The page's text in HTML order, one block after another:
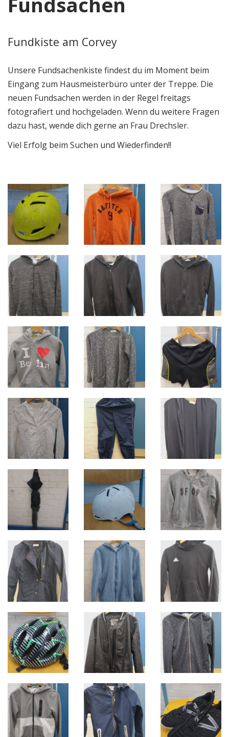
Fundkiste am Corvey
Unsere Fundsachenkiste findest du im Moment beim
Eingang zum Hausmeisterbüro unter der Treppe. Die
neuen Fundsachen werden in der Regel freitags
fotografiert und hochgeladen. Wenn du weitere Fragen
dazu hast, wende dich gerne an Frau Drechsler.
Viel Erfolg beim Suchen und Wiederfinden!!